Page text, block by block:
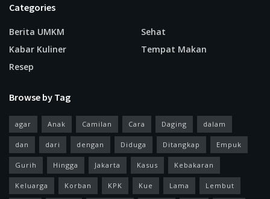
Categories
Berita UMKM
Kabar Kuliner
Resep
Sehat
Tempat Makan
Browse by Tag
agar Anak Camilan Cara Daging dalam
dan dari dengan Diduga Ditangkap Empuk
Gurih Hingga Jakarta Kasus Kebakaran
Keluarga Korban KPK Kue Lama Lembut